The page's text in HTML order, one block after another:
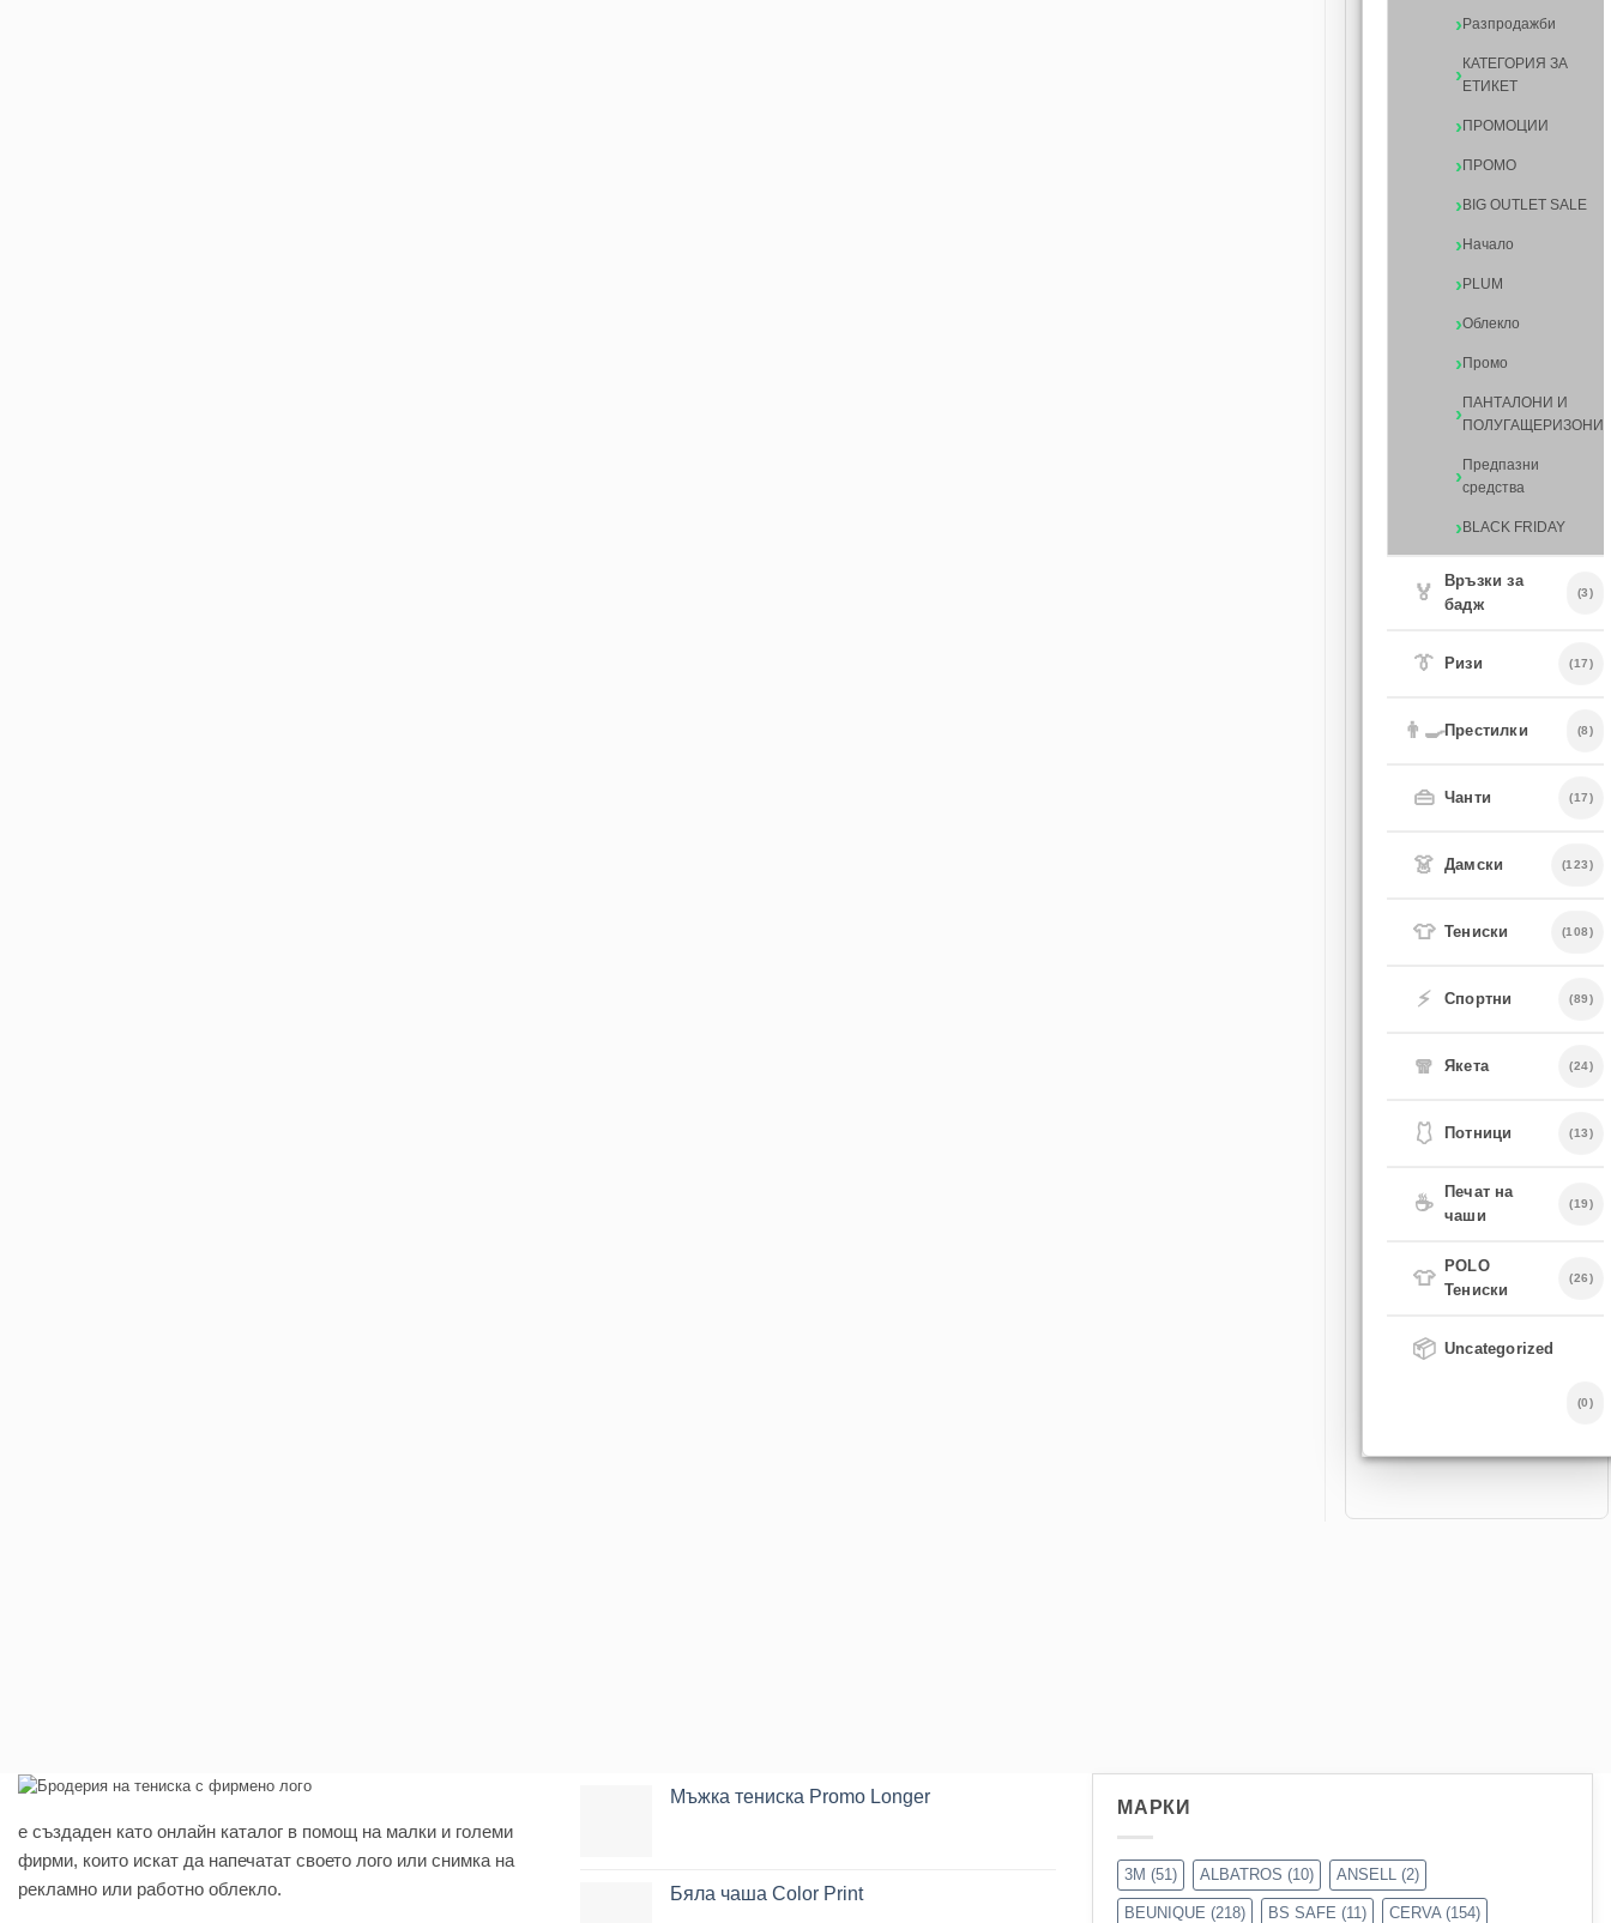
Разпродажби
КАТЕГОРИЯ ЗА
ЕТИКЕТ
ПРОМОЦИИ
ПРОМО
BIG OUTLET SALE
Начало
PLUM
Облекло
Промо
ПАНТАЛОНИ И
ПОЛУГАЩЕРИЗОНИ
Предпазни
средства
BLACK FRIDAY
🏅
Връзки за
бадж
(3)
👔 Ризи (17)
👨‍🍳Престилки (8)
👜 Чанти (17)
👗 Дамски (123)
👕 Тениски (108)
⚡ Спортни (89)
🧣 Якета (24)
🩱 Потници (13)
☕
Печат на
чаши
(19)
👕
POLO
Тениски
(26)
📦 Uncategorized
(0)
e създаден като онлайн каталог в помощ на малки и големи
фирми, които искат да напечатат своето лого или снимка на
рекламно или работно облекло.
Мъжка тениска Promo Longer
Бяла чаша Color Print
МАРКИ
3M (51) ALBATROS (10) ANSELL (2)
BEUNIQUE (218) BS SAFE (11) CERVA (154)